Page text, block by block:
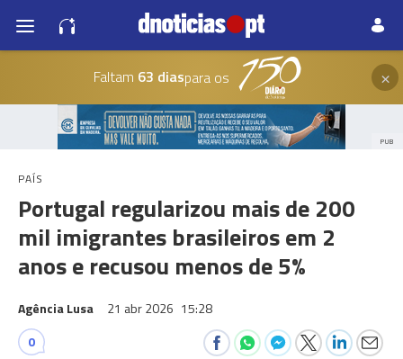
Faltam 63 diaspara os ×
PUB
PAÍS
Portugal regularizou mais de 200
mil imigrantes brasileiros em 2
anos e recusou menos de 5%
Agência Lusa 21 abr 2026 15:28
0